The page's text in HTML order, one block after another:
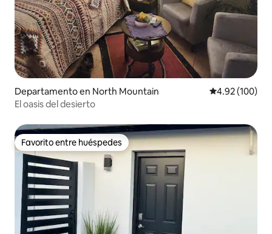
Departamento en North Mountain Calificación
4.92 (100)
El oasis del desierto
Favorito entre huéspedes
Favorito entre huéspedes